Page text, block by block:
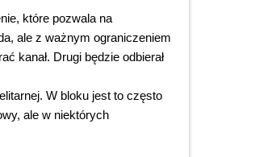
które pozwala na
ale z ważnym ograniczeniem
kanał. Drugi będzie odbierał
W bloku jest to często
ale w niektórych